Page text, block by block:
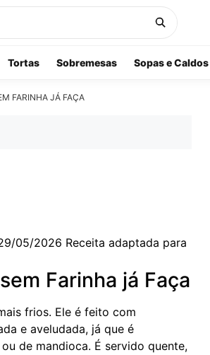
Tortas Sobremesas Sopas e Caldos
FARINHA JÁ FAÇA
05/2026 Receita adaptada para
Farinha já Faça
frios. Ele é feito com
e aveludada, já que é
de mandioca. É servido quente,